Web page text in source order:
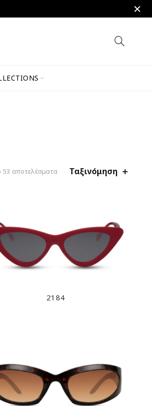
53 αποτελέσματα Ταξινόμηση
2184